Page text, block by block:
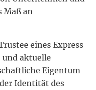
Maß an
eines Express
und aktuelle
Eigentum
Identität des